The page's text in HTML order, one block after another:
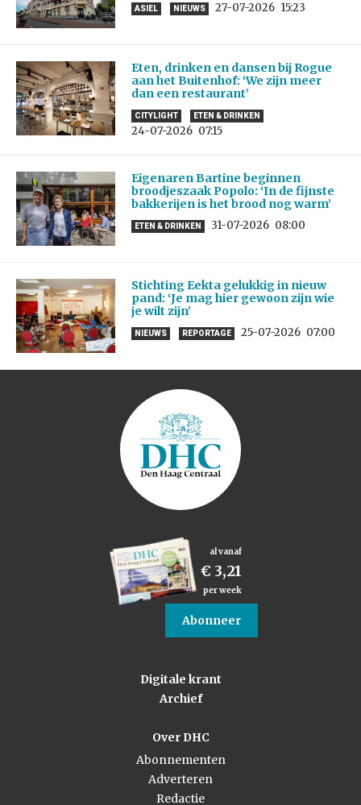
ASIEL NIEUWS 27-07-2026 15:23
Eten, drinken en dansen bij Rogue
aan het Buitenhof: ‘We zijn meer
dan een restaurant’
CITYLIGHT ETEN & DRINKEN
24-07-2026 07:15
Eigenaren Bartine beginnen
broodjeszaak Popolo: ‘In de fijnste
bakkerijen is het brood nog warm’
ETEN & DRINKEN 31-07-2026 08:00
Stichting Eekta gelukkig in nieuw
pand: ‘Je mag hier gewoon zijn wie
je wilt zijn’
NIEUWS REPORTAGE 25-07-2026 07:00
al vanaf
€ 3,21
per week
Abonneer
Digitale krant
Archief
Over DHC
Abonnementen
Adverteren
Redactie